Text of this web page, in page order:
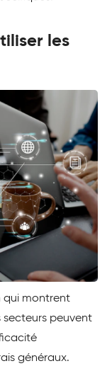
les
qui montrent
secteurs peuvent
généraux.